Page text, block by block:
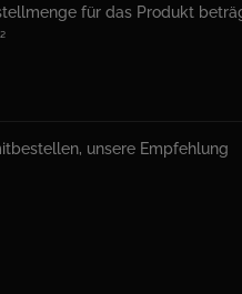
für das Produkt
unsere Empfehlung